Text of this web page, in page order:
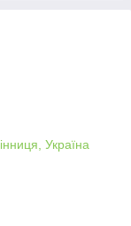
Україна